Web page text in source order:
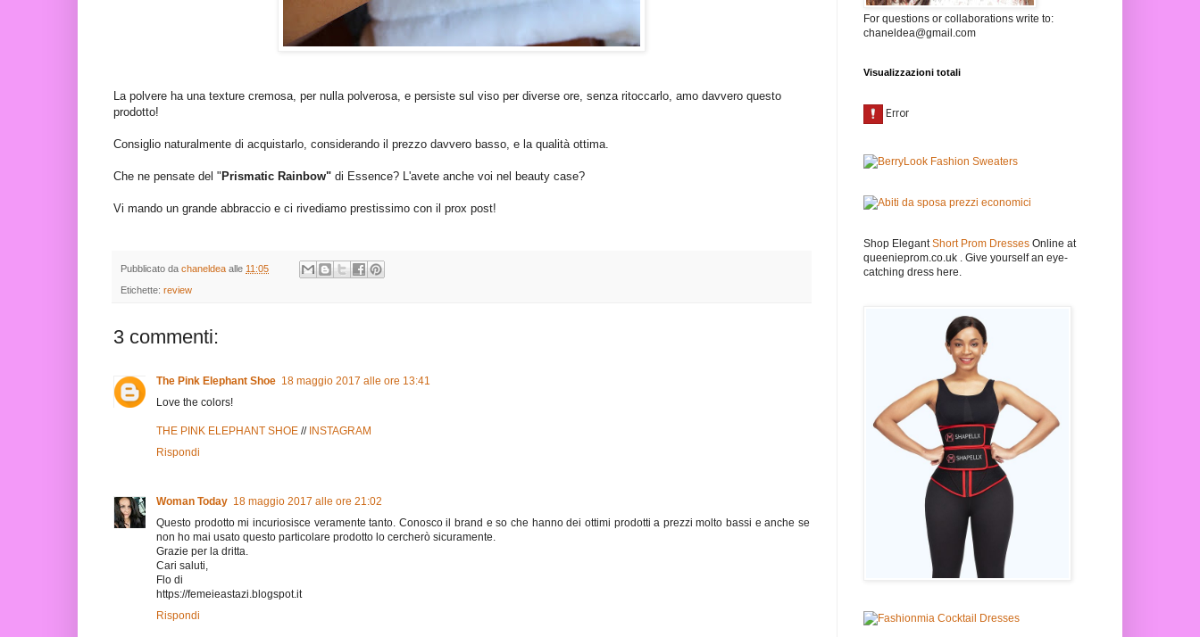
La polvere ha una texture cremosa, per nulla polverosa, e persiste sul viso per diverse ore, senza ritoccarlo, amo davvero questo
prodotto!
Consiglio naturalmente di acquistarlo, considerando il prezzo davvero basso, e la qualità ottima.
Che ne pensate del " Prismatic Rainbow" di Essence? L'avete anche voi nel beauty case?
Vi mando un grande abbraccio e ci rivediamo prestissimo con il prox post!
Pubblicato da chaneldea alle 11:05
Etichette: review
3 commenti:
The Pink Elephant Shoe 18 maggio 2017 alle ore 13:41
Love the colors!
THE PINK ELEPHANT SHOE // INSTAGRAM
Rispondi
Woman Today 18 maggio 2017 alle ore 21:02
Questo prodotto mi incuriosisce veramente tanto. Conosco il brand e so che hanno dei ottimi prodotti a prezzi molto bassi e anche se
non ho mai usato questo particolare prodotto lo cercherò sicuramente.
Grazie per la dritta.
Cari saluti,
Flo di
https://femeieastazi.blogspot.it
Rispondi
For questions or collaborations write to:
chaneldea@gmail.com
Visualizzazioni totali
Shop ElegantShort Prom Dresses Online at
queenieprom.co.uk . Give yourself an eye-
catching dress here.